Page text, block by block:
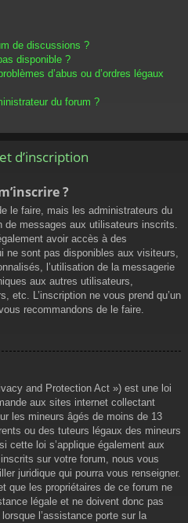
de discussions ?
disponible ?
d’abus ou d’ordres légaux
du forum ?
d’inscription
?
le faire, mais les administrateurs du
messages aux utilisateurs inscrits.
avoir accès à des
ne sont pas disponibles aux visiteurs,
l’utilisation de la messagerie
aux autres utilisateurs,
etc. L’inscription ne vous prend qu’un
recommandons de le faire.
and Protection Act ») est une loi
aux sites internet collectant
les mineurs âgés de moins de 13
ou des tuteurs légaux des mineurs
cette loi s’applique également aux
sur votre forum, nous vous
juridique qui pourra vous renseigner.
que les propriétaires de ce forum ne
légale et ne doivent donc pas
l’assistance porte sur la